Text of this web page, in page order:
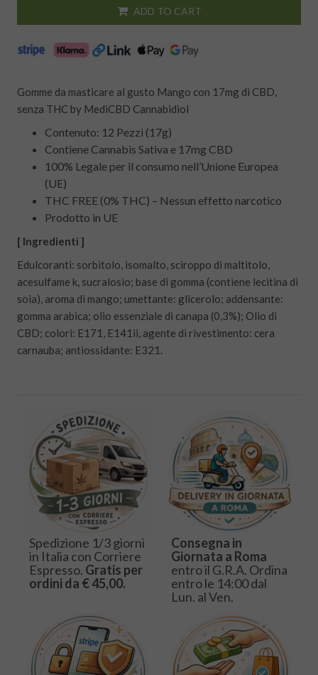
ADD TO CART
Gomme da masticare al gusto Mango con 17mg di CBD,
senza THC by MediCBD Cannabidiol
Contenuto: 12 Pezzi (17g)
Contiene Cannabis Sativa e 17mg CBD
100% Legale per il consumo nell’Unione Europea
(UE)
THC FREE (0% THC) – Nessun effetto narcotico
Prodotto in UE
[ Ingredienti ]
Edulcoranti: sorbitolo, isomalto, sciroppo di maltitolo,
acesulfame k, sucralosio; base di gomma (contiene lecitina di
soia), aroma di mango; umettante: glicerolo; addensante:
gomma arabica; olio essenziale di canapa (0,3%); Olio di
CBD; colori: E171, E141ii, agente di rivestimento: cera
carnauba; antiossidante: E321.
Spedizione 1/3 giorni
in Italia con Corriere
Espresso. Gratis per
ordini da € 45,00.
Consegna in
Giornata a Roma
entro il G.R.A. Ordina
entro le 14:00 dal
Lun. al Ven.